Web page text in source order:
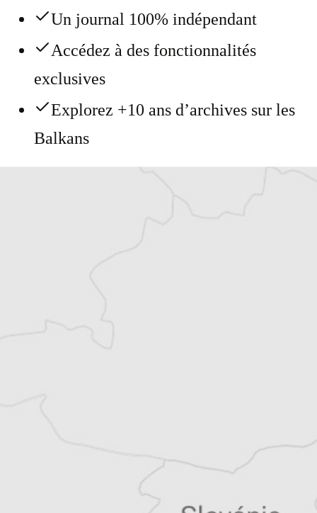
Un journal 100% indépendant
Accédez à des fonctionnalités
exclusives
Explorez +10 ans d’archives sur les
Balkans